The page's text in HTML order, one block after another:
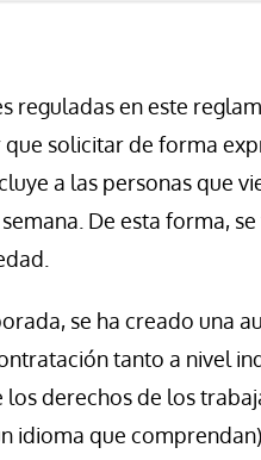
reguladas en este
solicitar de forma
a las personas que
De esta forma,
se ha creado una
tanto a nivel
derechos de los
idioma que